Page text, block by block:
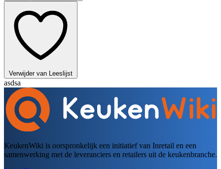
Verwijder van Leeslijst
asdsa
KeukenWiki is oorspronkelijk een initiatief van Inretail en een
samenwerking met de leveranciers en retailers uit de keukenbranche.